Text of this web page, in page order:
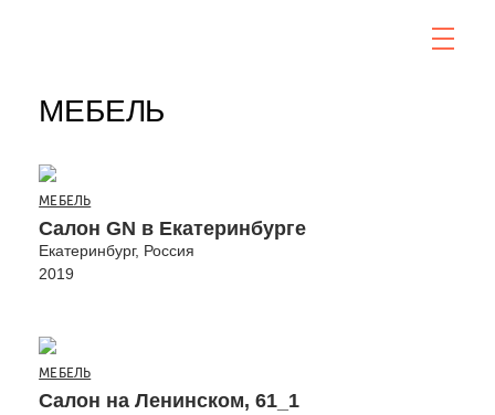
МЕБЕЛЬ
МЕБЕЛЬ
Салон GN в Екатеринбурге
Екатеринбург, Россия
2019
МЕБЕЛЬ
Салон на Ленинском, 61_1